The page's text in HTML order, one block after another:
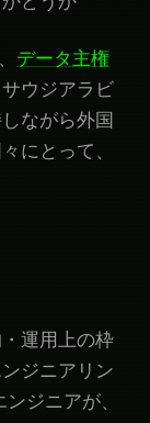
データ主権
ウジアラビ
ながら外国
にとって、
運用上の枠
ジニアリン
ジニアが、